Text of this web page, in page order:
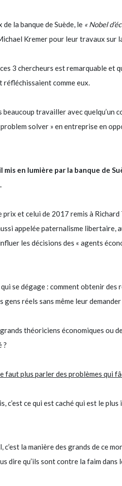
de la banque de Suède, le « Nobel
Kremer pour leur travaux sur
3 chercheurs est remarquable et
comme eux.
beaucoup travailler avec quelqu’un
problem solver » en entreprise en
mis en lumière par la banque de
prix et celui de 2017 remis à
appelée paternalisme libertaire,
les décisions des « agents
qui se dégage : comment obtenir
gens réels sans même leur
théoriciens économiques ou
?
faut plus parler des problèmes qui
c’est ce qui est caché qui est le
la manière des grands de ce
dire qu’ils sont contre la faim dans